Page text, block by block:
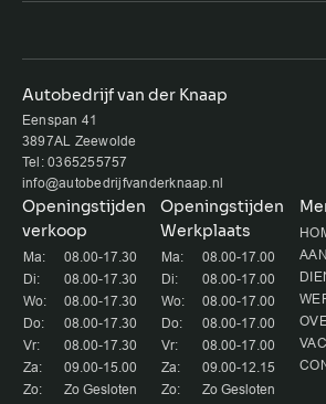
Autobedrijf van der Knaap
Eenspan 41
3897AL Zeewolde
Tel: 0365255757
info@autobedrijfvanderknaap.nl
Openingstijden
verkoop
Ma:
08.00-17.30
Di:
08.00-17.30
Wo:
08.00-17.30
Do:
08.00-17.30
Vr:
08.00-17.30
Za:
09.00-15.00
Zo:
Zo Gesloten
Openingstijden
Werkplaats
Ma:
08.00-17.00
Di:
08.00-17.00
Wo:
08.00-17.00
Do:
08.00-17.00
Vr:
08.00-17.00
Za:
09.00-12.15
Zo:
Zo Gesloten